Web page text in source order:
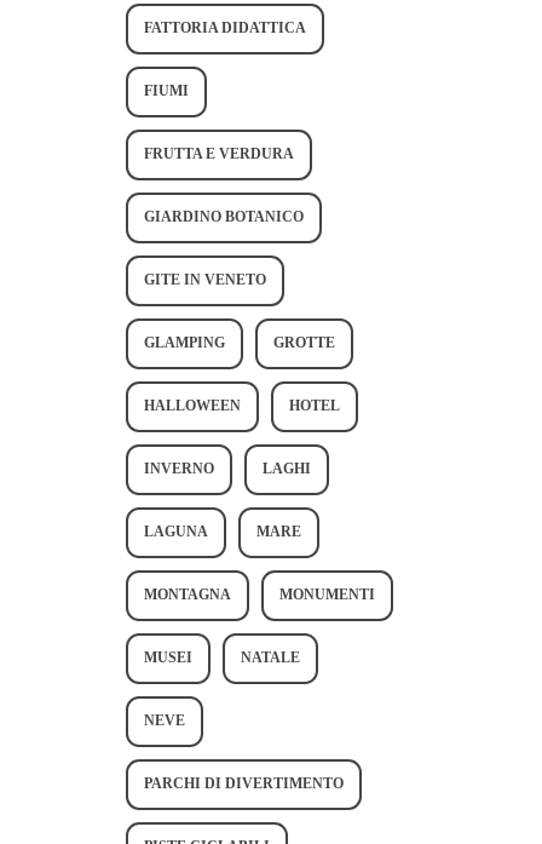
FATTORIA DIDATTICA
FIUMI
FRUTTA E VERDURA
GIARDINO BOTANICO
GITE IN VENETO
GLAMPING GROTTE
HALLOWEEN HOTEL
INVERNO LAGHI
LAGUNA MARE
MONTAGNA MONUMENTI
MUSEI NATALE
NEVE
PARCHI DI DIVERTIMENTO